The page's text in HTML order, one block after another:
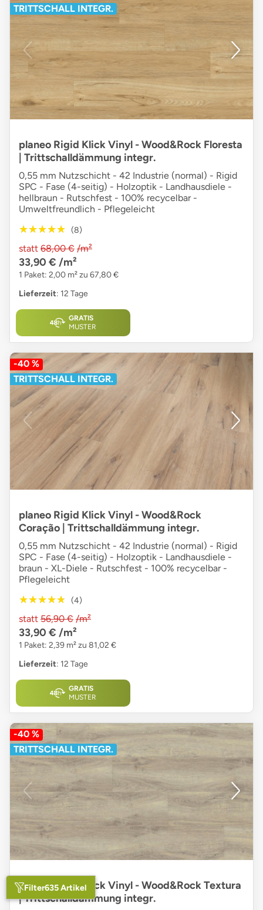
TRITTSCHALL INTEGR.
planeo Rigid Klick Vinyl - Wood&Rock Floresta
| Trittschalldämmung integr.
0,55 mm Nutzschicht - 42 Industrie (normal) - Rigid
SPC - Fase (4-seitig) - Holzoptik - Landhausdiele -
hellbraun - Rutschfest - 100% recycelbar -
Umweltfreundlich - Pflegeleicht
★★★★★
★★★★★ (8)
statt 68,00 € /m²
33,90 € /m²
1 Paket: 2,00 m² zu 67,80 €
Lieferzeit: 12 Tage
GRATIS
MUSTER
-40 %
TRITTSCHALL INTEGR.
planeo Rigid Klick Vinyl - Wood&Rock
Coração | Trittschalldämmung integr.
0,55 mm Nutzschicht - 42 Industrie (normal) - Rigid
SPC - Fase (4-seitig) - Holzoptik - Landhausdiele -
braun - XL-Diele - Rutschfest - 100% recycelbar -
Pflegeleicht
★★★★★
★★★★★ (4)
statt 56,90 € /m²
33,90 € /m²
1 Paket: 2,39 m² zu 81,02 €
Lieferzeit: 12 Tage
GRATIS
MUSTER
-40 %
TRITTSCHALL INTEGR.
planeo Rigid Klick Vinyl - Wood&Rock Textura
| Trittschalldämmung integr.
Filter635 Artikel